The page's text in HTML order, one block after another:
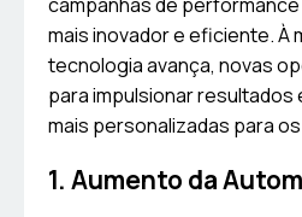
mais inovador e eficiente. À
tecnologia avança, novas
para impulsionar resultados
mais personalizadas para
1. Aumento da